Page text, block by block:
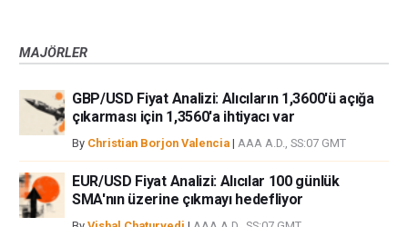
MAJÖRLER
GBP/USD Fiyat Analizi: Alıcıların 1,3600'ü açığa
çıkarması için 1,3560'a ihtiyacı var
By Christian Borjon Valencia | AAA A.D., SS:07 GMT
EUR/USD Fiyat Analizi: Alıcılar 100 günlük
SMA'nın üzerine çıkmayı hedefliyor